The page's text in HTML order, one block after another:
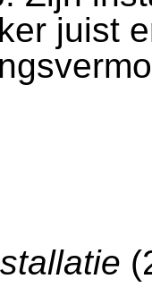
juist